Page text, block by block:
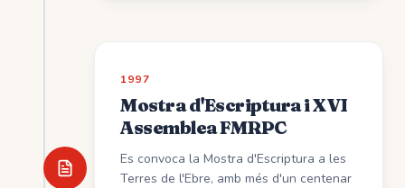
1997
Mostra d'Escriptura i XVI
Assemblea FMRPC
Es convoca la Mostra d'Escriptura a les
Terres de l'Ebre, amb més d'un centenar